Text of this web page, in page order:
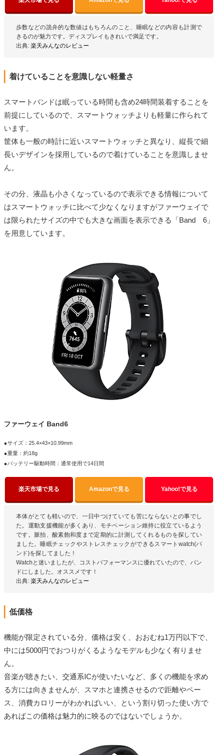
歩数などの詭弁的な数値はもちろんのこと、睡眠などの内容も計測で
きるのが魅力です。ディスプレイもきれいで満足です。
出典: 楽天みんなのレビュー
着けていることを意識しない軽量さ
スマートバンドは眠っている時間も含め24時間装着することを
前提にしているので、スマートウォッチよりも軽量に作られて
います。
筐体も一般の時計に近いスマートウォッチと異なり、縦長で細
長いデザインを採用しているので着けていることを意識しませ
ん。
その分、液晶も小さくなっているので表示できる情報について
はスマートウォッチに比べて少なくなりますがファーウェイで
は限られたサイズの中でも大きな画面を表示できる「Band 6」
を用意しています。
ファーウェイ Band6
●サイズ：25.4×43×10.99mm
●重量：約18g
●バッテリー駆動時間：通常使用で14日間
楽天市場で見る Amazonで見る Yahoo!で見る
本体がとても軽いので、一日中つけていても苦にならないとの事でし
た。運動支援機能が多くあり、モチベーション維持に役立ているよう
です。脈拍、酸素飽和度まで定期的に計測してくれるものを探してい
ました。睡眠チェックやストレスチェックができるスマートwatch(バ
ンド)を探してました！
Watchと迷いましたが、コストパフォーマンスに優れていたので、バン
ドにしました。オススメです！
出典: 楽天みんなのレビュー
低価格
機能が限定されている分、価格は安く、おおむね1万円以下で、
中には5000円でおつりがくるようなモデルも少なく有りませ
ん。
音楽が聴きたい、交通系ICが使いたいなど、多くの機能を求め
る方には向きませんが、スマホと連携させるので距離やペー
ス、消費カロリーがわかればいい、という割り切った使い方で
あればこの価格は魅力的に映るのではないでしょうか。